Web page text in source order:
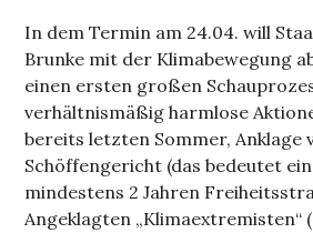
In dem Termin am 24.04. will
Brunke mit der Klimabewegung
einen ersten großen
verhältnismäßig harmlose
bereits letzten Sommer, Anklage
Schöffengericht (das bedeutet
mindestens 2 Jahren
Angeklagten „Klimaextremisten“